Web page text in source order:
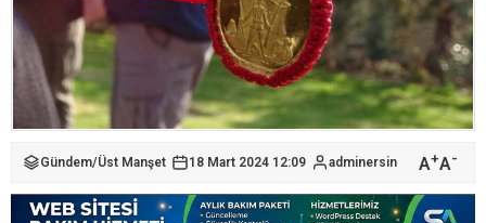
Gündem/Üst Manşet 18 Mart 2024 12:09 adminersin A+A-